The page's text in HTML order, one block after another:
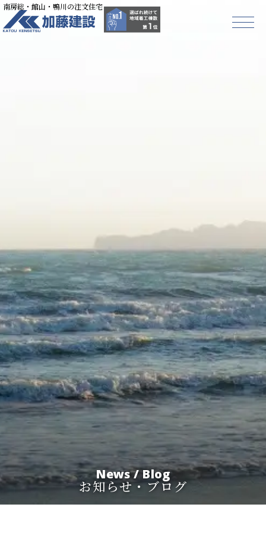
南房総・館山・鴨川の注文住宅
News / Blog
お知らせ・ブログ